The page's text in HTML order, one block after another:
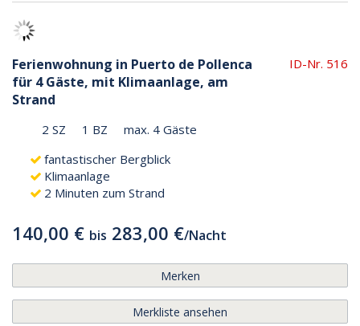
Ferienwohnung in Puerto de Pollenca
für 4 Gäste, mit Klimaanlage, am
Strand
ID-Nr. 516
2 SZ 1 BZ
max. 4 Gäste
fantastischer Bergblick
Klimaanlage
2 Minuten zum Strand
140,00 € bis 283,00 €/Nacht
Merken
Merkliste ansehen